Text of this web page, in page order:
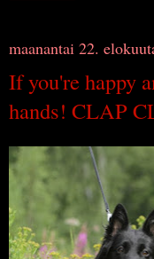
maanantai 22.
If you're happy
hands! CLAP